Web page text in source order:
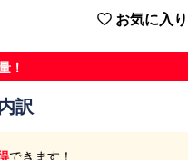
お気に入
！
訳
できます！